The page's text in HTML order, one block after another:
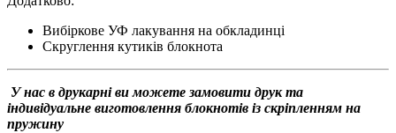
Вибіркове УФ лакування на обкладинці
Скруглення кутиків блокнота
У нас в друкарні ви можете замовити друк та
індивідуальне виготовлення блокнотів із скріпленням на
пружину